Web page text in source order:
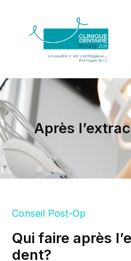
Après
Conseil Post-Op
Qui faire après
dent?